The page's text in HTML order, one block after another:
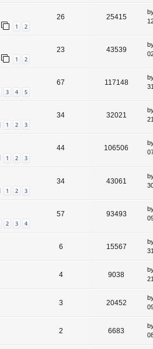
1 2
26 25415
1 2
23 43539
3 4 5
67 117148
1 2 3
34 32021
1 2 3
44 106506
1 2 3
34 43061
2 3 4
57 93493
6 15567
4 9038
3 20452
2 6683